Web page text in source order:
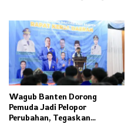
Wagub Banten Dorong
Pemuda Jadi Pelopor
Perubahan, Tegaskan